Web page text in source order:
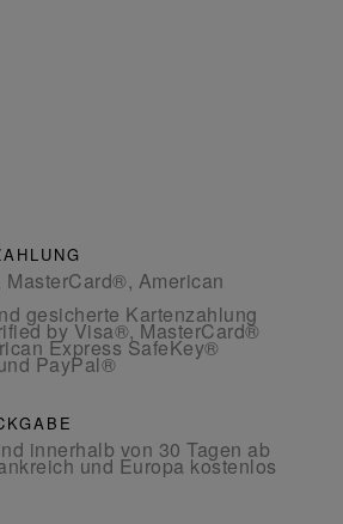
American
gesicherte Kartenzahlung
by Visa®, MasterCard®
Express SafeKey®
PayPal®
innerhalb von 30 Tagen ab
und Europa kostenlos